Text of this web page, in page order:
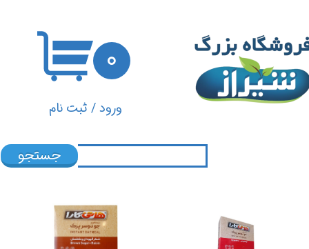
ورود/ ثبت نام
تغییر گذر واژه
سفارشات
۰
جستجو